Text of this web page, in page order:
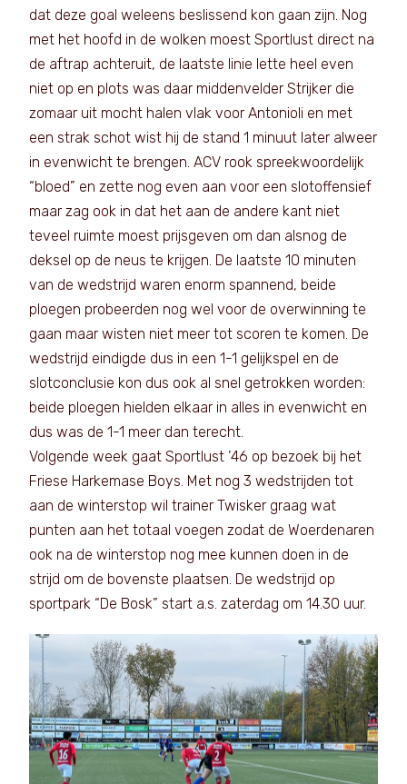
dat deze goal weleens beslissend kon gaan zijn. Nog
met het hoofd in de wolken moest Sportlust direct na
de aftrap achteruit, de laatste linie lette heel even
niet op en plots was daar middenvelder Strijker die
zomaar uit mocht halen vlak voor Antonioli en met
een strak schot wist hij de stand 1 minuut later alweer
in evenwicht te brengen. ACV rook spreekwoordelijk
“bloed” en zette nog even aan voor een slotoffensief
maar zag ook in dat het aan de andere kant niet
teveel ruimte moest prijsgeven om dan alsnog de
deksel op de neus te krijgen. De laatste 10 minuten
van de wedstrijd waren enorm spannend, beide
ploegen probeerden nog wel voor de overwinning te
gaan maar wisten niet meer tot scoren te komen. De
wedstrijd eindigde dus in een 1-1 gelijkspel en de
slotconclusie kon dus ook al snel getrokken worden:
beide ploegen hielden elkaar in alles in evenwicht en
dus was de 1-1 meer dan terecht.
Volgende week gaat Sportlust ’46 op bezoek bij het
Friese Harkemase Boys. Met nog 3 wedstrijden tot
aan de winterstop wil trainer Twisker graag wat
punten aan het totaal voegen zodat de Woerdenaren
ook na de winterstop nog mee kunnen doen in de
strijd om de bovenste plaatsen. De wedstrijd op
sportpark “De Bosk” start a.s. zaterdag om 14.30 uur.